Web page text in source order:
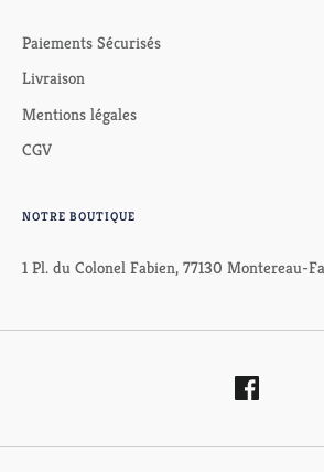
Paiements Sécurisés
Livraison
Mentions légales
CGV
NOTRE BOUTIQUE
1 Pl. du Colonel Fabien, 77130 Montereau-